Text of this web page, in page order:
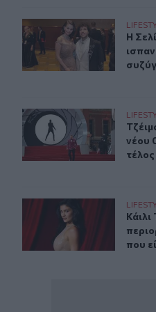
Η Σελίνα Γκόμεζ
Η
Η
Τζέιμς Μποντ: Η
νέου
Κάιλι Τζένερ: Τριετή
Κάιλι
που